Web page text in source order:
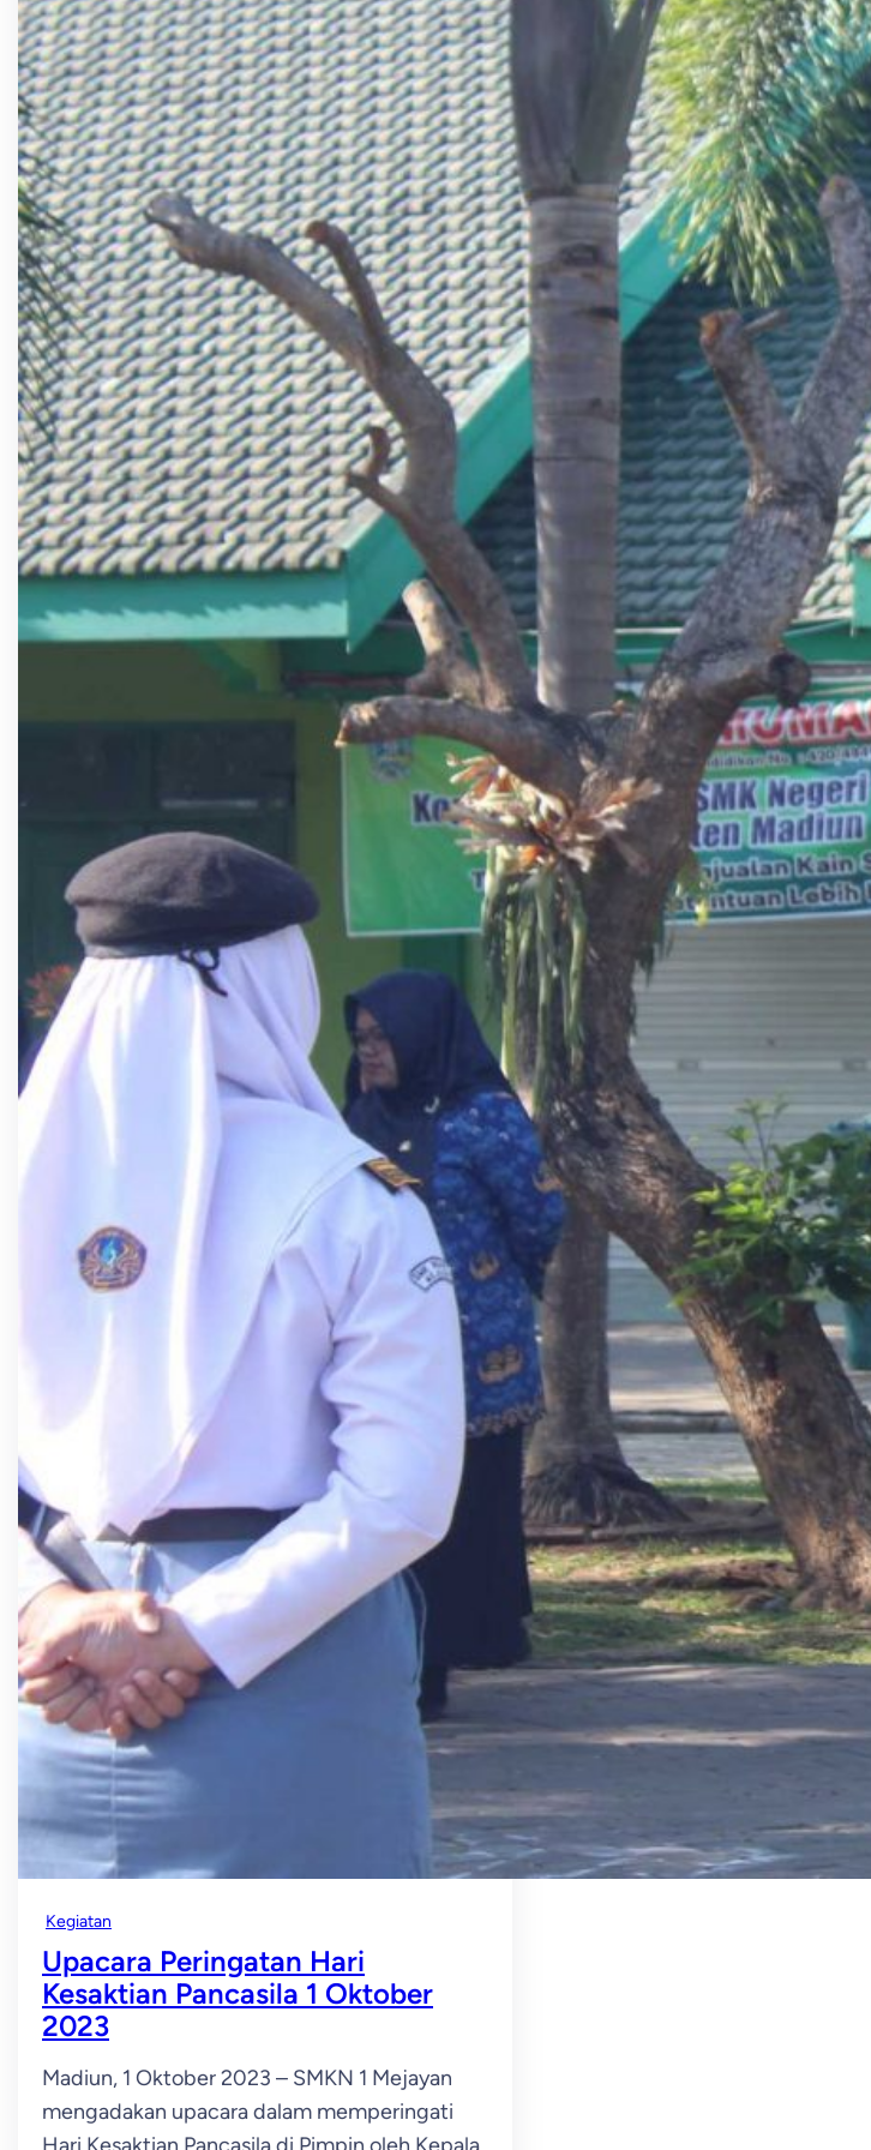
Kegiatan
Upacara Peringatan Hari
Kesaktian Pancasila 1 Oktober
2023
Madiun, 1 Oktober 2023 – SMKN 1 Mejayan
mengadakan upacara dalam memperingati